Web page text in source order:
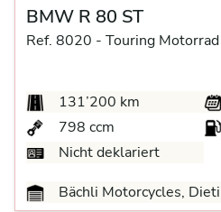
BMW R 80 ST
Ref. 8020 - Touring Motorrad
131’200 km
798 ccm
Nicht deklariert
Bächli Motorcycles,